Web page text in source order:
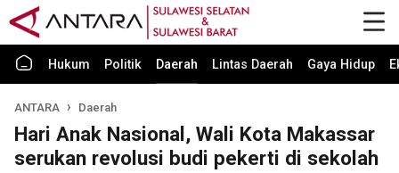
Hukum Politik Daerah Lintas Daerah Gaya Hidup
ANTARA Daerah
Hari Anak Nasional, Wali Kota Makassar
serukan revolusi budi pekerti di sekolah